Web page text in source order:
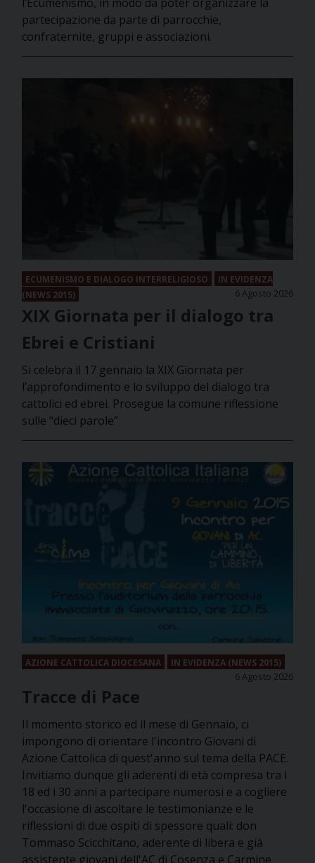
l’Ecumenismo, in modo da poter organizzare la
partecipazione da parte di parrocchie,
confraternite, gruppi e associazioni.
ECUMENISMO E DIALOGO INTERRELIGIOSO
IN EVIDENZA
(NEWS 2015)
6 Agosto 2026
XIX Giornata per il dialogo tra
Ebrei e Cristiani
Si celebra il 17 gennaio la XIX Giornata per
l’approfondimento e lo sviluppo del dialogo tra
cattolici ed ebrei. Prosegue la comune riflessione
sulle “dieci parole”
AZIONE CATTOLICA DIOCESANA IN EVIDENZA (NEWS 2015)
6 Agosto 2026
Tracce di Pace
Il momento storico ed il mese di Gennaio, ci
impongono di orientare l'incontro Giovani di
Azione Cattolica di quest'anno sul tema della PACE.
Invitiamo dunque gli aderenti di età compresa tra i
18 ed i 30 anni a partecipare numerosi e a cogliere
l'occasione di ascoltare le testimonianze e le
riflessioni di due ospiti di spessore quali: don
Tommaso Scicchitano, aderente di libera e già
assistente giovani dell'AC di Cosenza e Carmine